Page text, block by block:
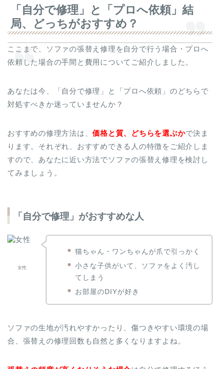
「自分で修理」と「プロへ依頼」結
局、どっちがおすすめ？
ここまで、ソファの張替え修理を自分で行う場合・プロへ
依頼した場合の手間と費用についてご紹介しました。
あなたは今、「自分で修理」と「プロへ依頼」のどちらで
対処すべきか迷っていませんか？
おすすめの修理方法は、価格と質、どちらを選ぶかで決ま
ります。それぞれ、おすすめできる人の特徴をご紹介しま
すので、あなたに近い方法でソファの張替え修理を検討し
てみましょう。
「自分で修理」がおすすめな人
女性
猫ちゃん・ワンちゃんが爪で引っかく
小さな子供がいて、ソファをよく汚し
てしまう
お部屋のDIYが好き
ソファの生地が汚れやすかったり、傷つきやすい環境の場
合、張替えの修理回数も自然と多くなりますよね。